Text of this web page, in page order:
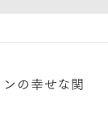
の幸せな関